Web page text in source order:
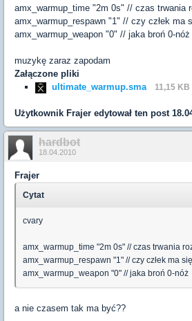
amx_warmup_time "2m 0s" // czas trwania
amx_warmup_respawn "1" // czy człek ma
amx_warmup_weapon "0" // jaka broń 0-nóż
muzykę zaraz zapodam
Załączone pliki
ultimate_warmup.sma
11,15 KB
Użytkownik Frajer edytował ten post
hardbot
18.04.2010
Frajer
Cytat
cvary
amx_warmup_time "2m 0s" // czas trwania
amx_warmup_respawn "1" // czy człek ma
amx_warmup_weapon "0" // jaka broń 0-nóż
a nie czasem tak ma być??